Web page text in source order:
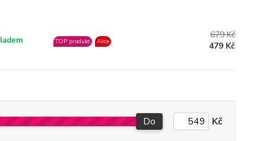
TOP produkt Akce
679 Kč
479 Kč
Do Kč